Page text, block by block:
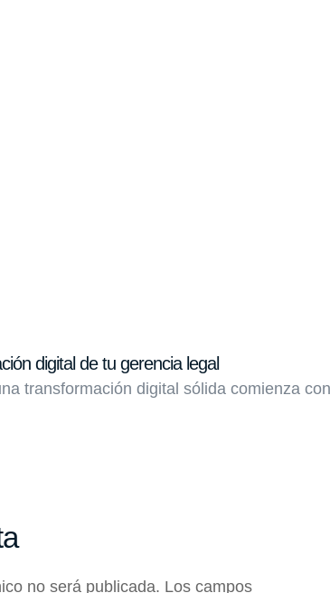
digital de tu gerencia legal
transformación digital sólida comienza
no será publicada. Los campos